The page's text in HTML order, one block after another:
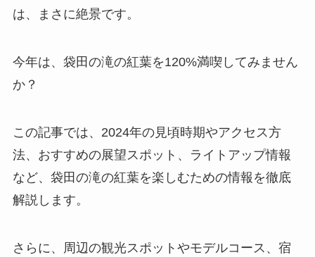
は、まさに絶景です。
今年は、袋田の滝の紅葉を120%満喫してみません
か？
この記事では、2024年の見頃時期やアクセス方
法、おすすめの展望スポット、ライトアップ情報
など、袋田の滝の紅葉を楽しむための情報を徹底
解説します。
さらに、周辺の観光スポットやモデルコース、宿